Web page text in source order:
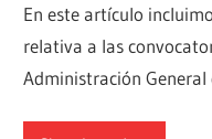
En este artículo
relativa a las
Administración General